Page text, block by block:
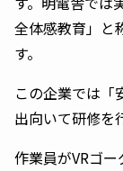
全体感教育」と
す。
この企業では「
出向いて研修を
作業員がVRゴ